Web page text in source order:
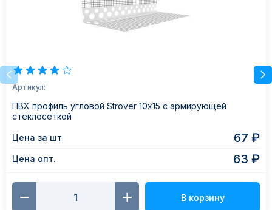
Артикул:
ПВХ профиль угловой Strover 10х15 с армирующей
стеклосеткой
Цена за шт 67 ₽
Цена опт. 63 ₽
В корзину